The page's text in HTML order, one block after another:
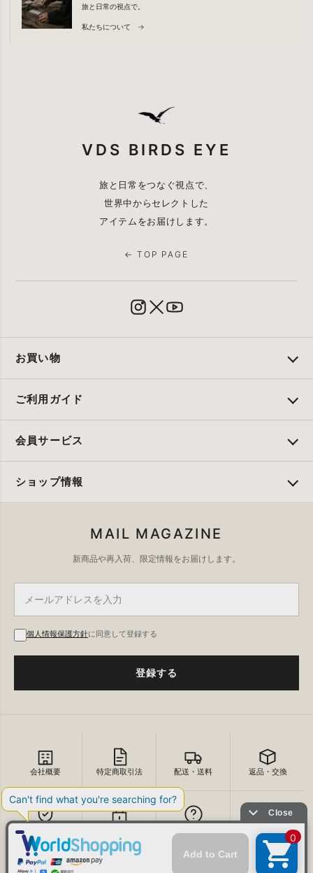
旅と日常の視点で。
私たちについて →
VDS BIRDS EYE
旅と日常をつなぐ視点で、
世界中からセレクトした
アイテムをお届けします。
← TOP PAGE
お買い物
ご利用ガイド
会員サービス
ショップ情報
MAIL MAGAZINE
新商品や再入荷、限定情報をお届けします。
個人情報保護方針に同意して登録する
登録する
会社概要 特定商取引法 配送・送料 返品・交換
セキュリティ お問い合わせ